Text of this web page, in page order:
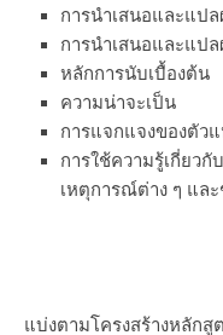
การนำเสนอและแป
การนำเสนอและแป
หลักการนับเบื้องต้น
ความน่าจะเป็น
การแจกแจงของตัว
การใช้ความรู้เกี่ยว
เหตุการณ์ต่าง ๆ แล
แบ่งตามโครงสร้างหลักสู